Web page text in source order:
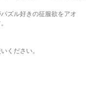
ズル好きの征服欲をアオ
ください。